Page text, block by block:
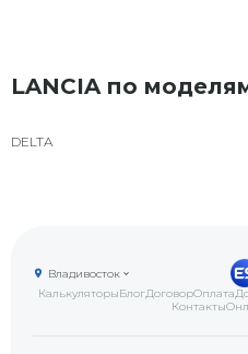
LANCIA по
DELTA
КалькуляторыБлогДоговорОплата
Контакты
Владивосток